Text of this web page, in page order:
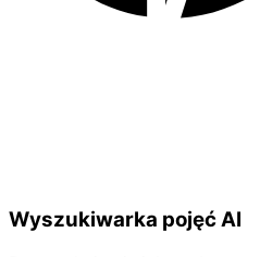
Wyszukiwarka pojęć AI